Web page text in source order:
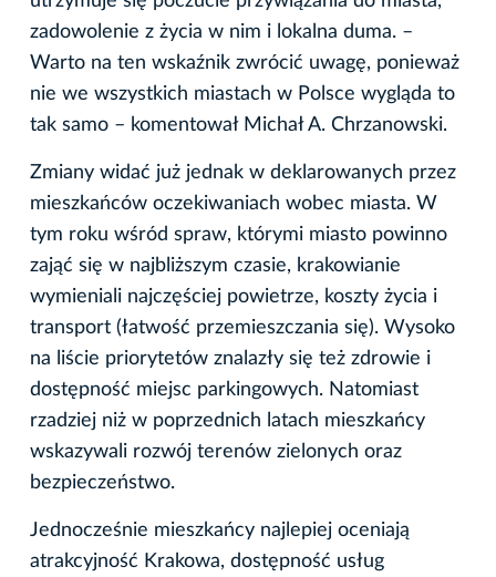
zadowolenie z życia w nim i lokalna duma. –
Warto na ten wskaźnik zwrócić uwagę, ponieważ
nie we wszystkich miastach w Polsce wygląda to
tak samo – komentował Michał A. Chrzanowski.
Zmiany widać już jednak w deklarowanych przez
mieszkańców oczekiwaniach wobec miasta. W
tym roku wśród spraw, którymi miasto powinno
zająć się w najbliższym czasie, krakowianie
wymieniali najczęściej powietrze, koszty życia i
transport (łatwość przemieszczania się). Wysoko
na liście priorytetów znalazły się też zdrowie i
dostępność miejsc parkingowych. Natomiast
rzadziej niż w poprzednich latach mieszkańcy
wskazywali rozwój terenów zielonych oraz
bezpieczeństwo.
Jednocześnie mieszkańcy najlepiej oceniają
atrakcyjność Krakowa, dostępność usług